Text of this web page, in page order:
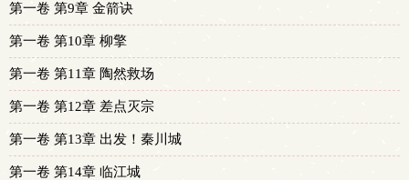
第一卷 第9章 金箭诀
第一卷 第10章 柳擎
第一卷 第11章 陶然救场
第一卷 第12章 差点灭宗
第一卷 第13章 出发！秦川城
第一卷 第14章 临江城